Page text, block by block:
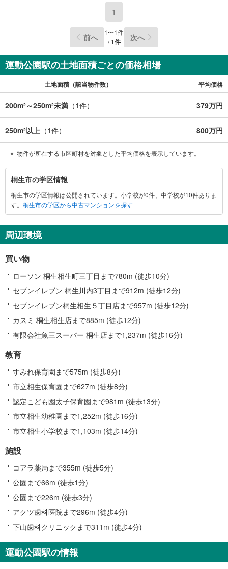
1
前へ 1〜1件
/1件 次へ
運動公園駅の土地面積ごとの価格相場
土地面積（該当物件数） 平均価格
200m2 ～250m2未満 （1件） 379万円
250m2以上 （1件） 800万円
物件が所在する市区町村を対象とした平均価格を表示しています。
桐
生
市
に
す
る
報
桐生市の学区情報
桐生市の学区情報は公開されています。小学校が0件、中学校が10件ありま
す。 桐生市の学区から中古マンションを探す
周辺環境
買い物
ローソン 桐生相生町三丁目まで780m (徒歩10分)
セブンイレブン 桐生川内3丁目まで912m (徒歩12分)
セブンイレブン桐生相生５丁目店まで957m (徒歩12分)
カスミ 桐生相生店まで885m (徒歩12分)
有限会社魚三スーパー 桐生店まで1,237m (徒歩16分)
教育
すみれ保育園まで575m (徒歩8分)
市立相生保育園まで627m (徒歩8分)
認定こども園太子保育園まで981m (徒歩13分)
市立相生幼稚園まで1,252m (徒歩16分)
市立相生小学校まで1,103m (徒歩14分)
施設
コアラ薬局まで355m (徒歩5分)
公園まで66m (徒歩1分)
公園まで226m (徒歩3分)
アクツ歯科医院まで296m (徒歩4分)
下山歯科クリニックまで311m (徒歩4分)
運動公園駅の情報